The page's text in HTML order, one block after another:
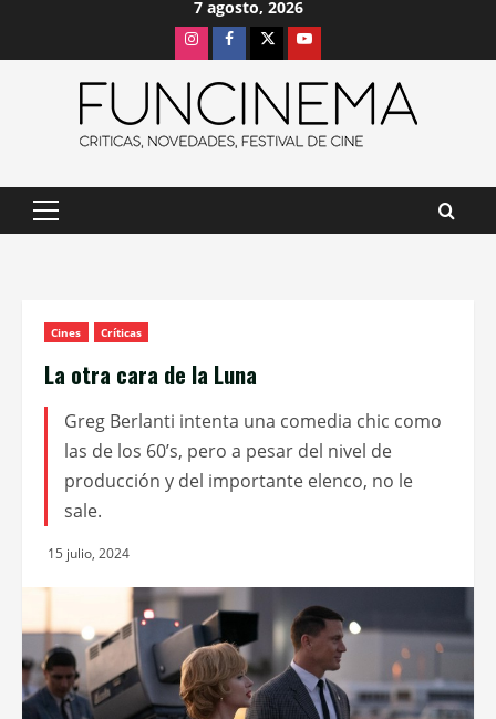
7 agosto, 2026
InstagramFacebook
X Youtube
Menú
Cines Críticas
La otra cara de la Luna
Greg Berlanti intenta una comedia chic como
las de los 60’s, pero a pesar del nivel de
producción y del importante elenco, no le
sale.
15 julio, 2024